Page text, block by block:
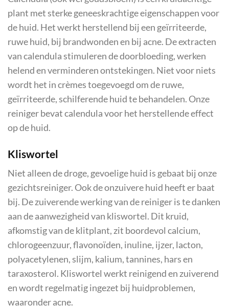
plant met sterke geneeskrachtige eigenschappen voor
de huid. Het werkt herstellend bij een geïrriteerde,
ruwe huid, bij brandwonden en bij acne. De extracten
van calendula stimuleren de doorbloeding, werken
helend en verminderen ontstekingen. Niet voor niets
wordt het in crèmes toegevoegd om de ruwe,
geïrriteerde, schilferende huid te behandelen. Onze
reiniger bevat calendula voor het herstellende effect
op de huid.
Kliswortel
Niet alleen de droge, gevoelige huid is gebaat bij onze
gezichtsreiniger. Ook de onzuivere huid heeft er baat
bij. De zuiverende werking van de reiniger is te danken
aan de aanwezigheid van kliswortel. Dit kruid,
afkomstig van de klitplant, zit boordevol calcium,
chlorogeenzuur, flavonoïden, inuline, ijzer, lacton,
polyacetylenen, slijm, kalium, tannines, hars en
taraxosterol. Kliswortel werkt reinigend en zuiverend
en wordt regelmatig ingezet bij huidproblemen,
waaronder acne.